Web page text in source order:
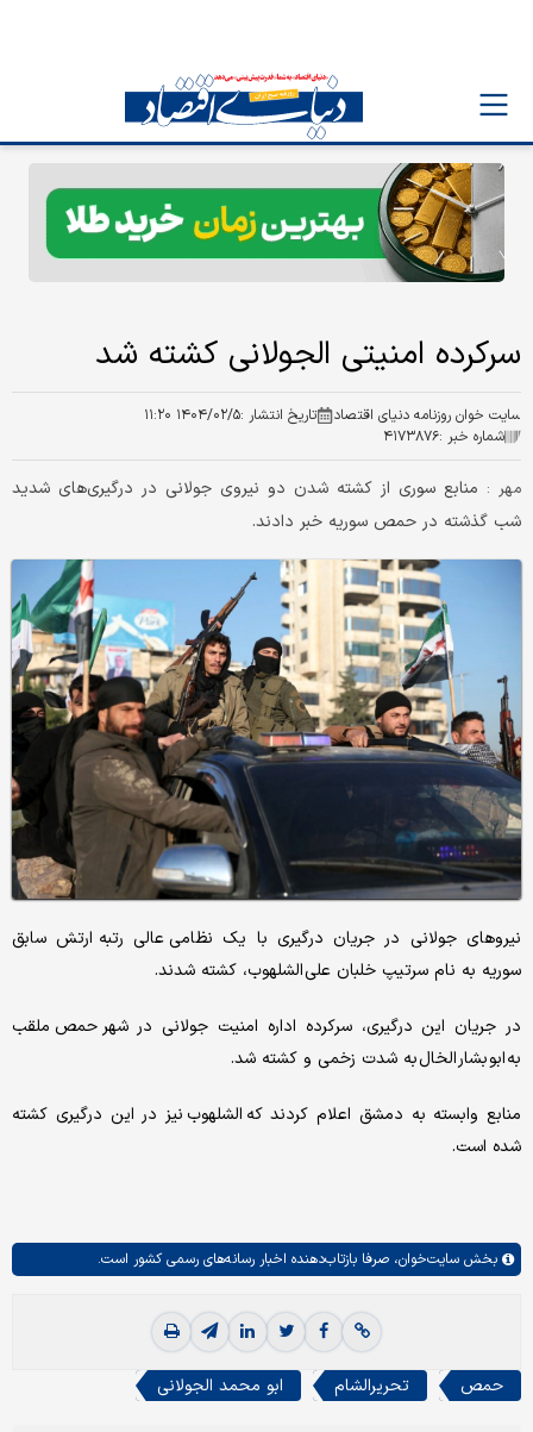
سرکرده امنیتی الجولانی کشته شد
سایت خوان روزنامه دنیای اقتصاد تاریخ انتشار :۱۴۰۴/۰۲/۵ ۱۱:۲۰
شماره خبر :۴۱۷۳۸۷۶
مهر : منابع سوری از کشته شدن دو نیروی جولانی در درگیری‌های شدید
شب گذشته در حمص سوریه خبر دادند.
نیروهای جولانی در جریان درگیری با یک نظامی عالی رتبه ارتش سابق
سوریه به نام سرتیپ خلبان علی الشلهوب، کشته شدند.
در جریان این درگیری، سرکرده اداره امنیت جولانی در شهر حمص ملقب
به ابو بشار الخال به شدت زخمی و کشته شد.
منابع وابسته به دمشق اعلام کردند که الشلهوب نیز در این درگیری کشته
شده است.
بخش سایت‌خوان، صرفا بازتاب‌دهنده اخبار رسانه‌های رسمی کشور است.
حمص تحریرالشام ابو محمد الجولانی